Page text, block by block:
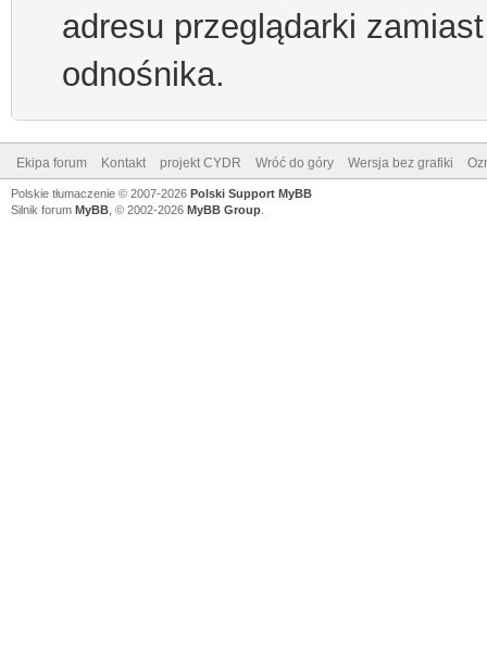
adresu przeglądarki
odnośnika.
Ekipa forum Kontakt projekt CYDR Wróć do góry Wersja bez grafiki
Polskie tłumaczenie © 2007-2026 Polski Support MyBB
Silnik forum MyBB , © 2002-2026 MyBB Group